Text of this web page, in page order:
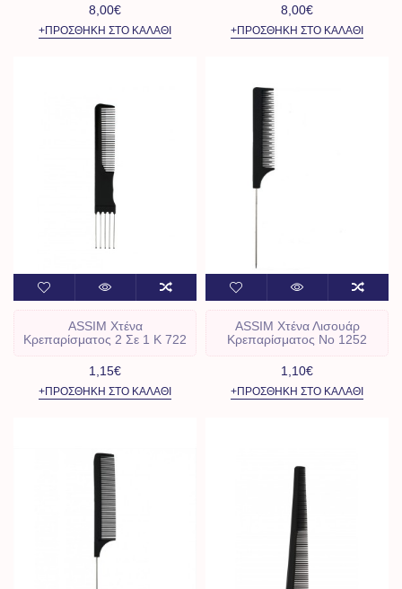
8,00€
+ΠΡΟΣΘΉΚΗ ΣΤΟ ΚΑΛΆΘΙ
8,00€
+ΠΡΟΣΘΉΚΗ ΣΤΟ ΚΑΛΆΘΙ
ASSIM Χτένα
Κρεπαρίσματος 2 Σε 1 Κ 722
1,15€
+ΠΡΟΣΘΉΚΗ ΣΤΟ ΚΑΛΆΘΙ
ASSIM Χτένα Λισουάρ
Κρεπαρίσματος No 1252
1,10€
+ΠΡΟΣΘΉΚΗ ΣΤΟ ΚΑΛΆΘΙ